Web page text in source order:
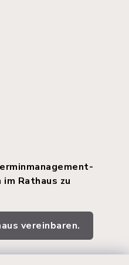
Rathaus zu
vereinbaren.